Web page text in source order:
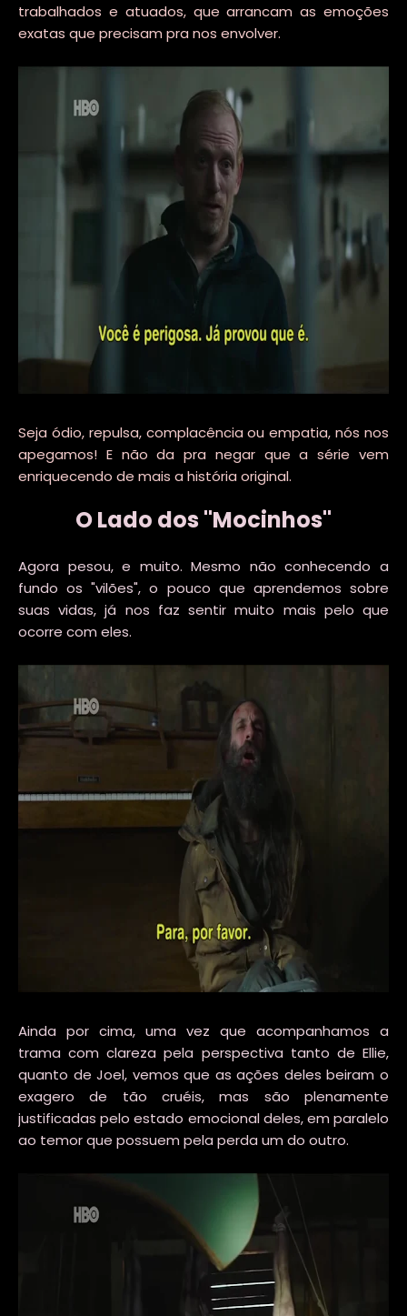
trabalhados e atuados, que arrancam as emoções
exatas que precisam pra nos envolver.
Seja ódio, repulsa, complacência ou empatia, nós nos
apegamos! E não da pra negar que a série vem
enriquecendo de mais a história original.
O Lado dos "Mocinhos"
Agora pesou, e muito. Mesmo não conhecendo a
fundo os "vilões", o pouco que aprendemos sobre
suas vidas, já nos faz sentir muito mais pelo que
ocorre com eles.
Ainda por cima, uma vez que acompanhamos a
trama com clareza pela perspectiva tanto de Ellie,
quanto de Joel, vemos que as ações deles beiram o
exagero de tão cruéis, mas são plenamente
justificadas pelo estado emocional deles, em paralelo
ao temor que possuem pela perda um do outro.